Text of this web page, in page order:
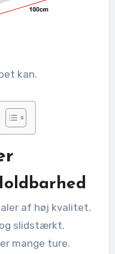
kan.
af høj kvalitet.
slidstærkt.
mange ture.